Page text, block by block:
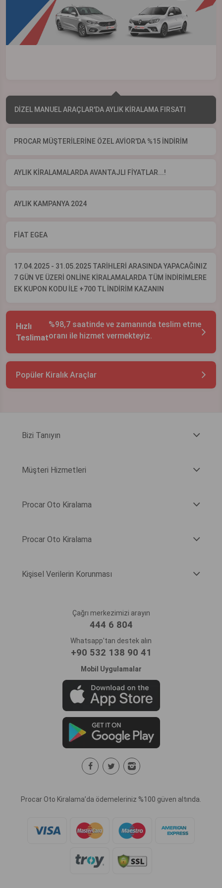
DİZEL MANUEL ARAÇLAR'DA AYLIK KİRALAMA FIRSATI
PROCAR MÜŞTERİLERİNE ÖZEL AVİOR'DA %15 İNDİRİM
AYLIK KİRALAMALARDA AVANTAJLI FİYATLAR...!
AYLIK KAMPANYA 2024
FİAT EGEA
17.04.2025 - 31.05.2025 TARİHLERİ ARASINDA YAPACAĞINIZ
7 GÜN VE ÜZERİ ONLİNE KİRALAMALARDA TÜM İNDİRİMLERE
EK KUPON KODU İLE +700 TL İNDİRİM KAZANIN
Hızlı
Teslimat
%98,7 saatinde ve zamanında teslim etme
oranı ile hizmet vermekteyiz.
Popüler Kiralık Araçlar
Bizi Tanıyın
Müşteri Hizmetleri
Procar Oto Kiralama
Procar Oto Kiralama
Kişisel Verilerin Korunması
Çağrı merkezimizi arayın
444 6 804
Whatsapp'tan destek alın
+90 532 138 90 41
Mobil Uygulamalar
Procar Oto Kiralama’da ödemeleriniz %100 güven altında.